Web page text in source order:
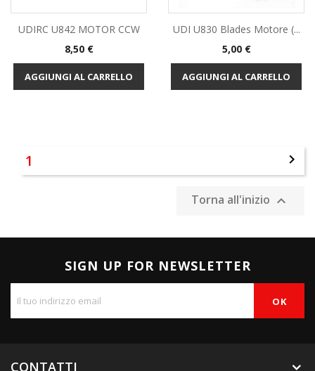
UDIRC U842 MOTOR CCW
Prezzo
8,50 €
AGGIUNGI AL CARRELLO
UDI U830 Blades Motore (...
Prezzo
5,00 €
AGGIUNGI AL CARRELLO
1 
Torna all'inizio 
SIGN UP FOR NEWSLETTER
CONTATTI